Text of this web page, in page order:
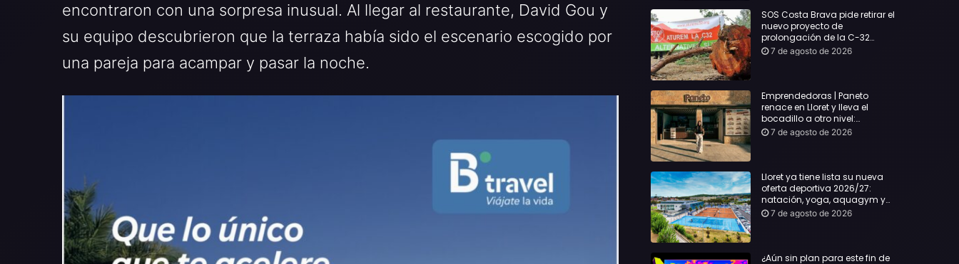
encontraron con una sorpresa inusual. Al llegar al restaurante, David Gou y
su equipo descubrieron que la terraza había sido el escenario escogido por
una pareja para acampar y pasar la noche.
SOS Costa Brava pide retirar el
nuevo proyecto de
prolongación de la C-32
hasta Lloret y reclama la
7 de agosto de 2026
Emprendedoras | Paneto
renace en Lloret y lleva el
bocadillo a otro nivel:
producto km 0 y espíritu
7 de agosto de 2026
Lloret ya tiene lista su nueva
oferta deportiva 2026/27:
natación, yoga, aquagym y
decenas de actividades para
7 de agosto de 2026
¿Aún sin plan para este fin de